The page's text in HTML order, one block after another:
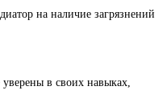
на наличие загрязнений
в своих навыках,